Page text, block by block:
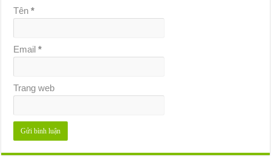
Tên*
Email*
Trang web